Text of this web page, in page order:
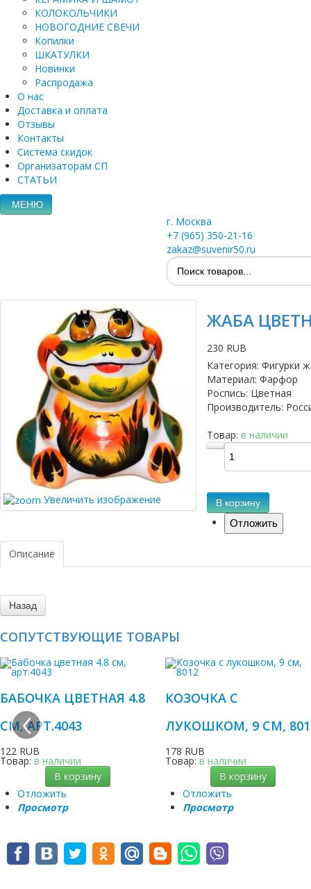
КОЛОКОЛЬЧИКИ
НОВОГОДНИЕ СВЕЧИ
Копилки
ШКАТУЛКИ
Новинки
Распродажа
О нас
Доставка и оплата
Отзывы
Контакты
Система скидок
Организаторам СП
СТАТЬИ
МЕНЮ
г. Москва
+7 (965) 350-21-16
zakaz@suvenir50.ru
Увеличить изображение
ЖАБА
230 RUB
Категория: Фигурки
Материал: Фарфор
Роспись: Цветная
Производитель:
Товар: в наличии
В корзину
Описание
СОПУТСТВУЮЩИЕ ТОВАРЫ
БАБОЧКА ЦВЕТНАЯ 4.8
СМ, АРТ.4043
122 RUB
Товар: в наличии
В корзину
Отложить
Просмотр
КОЗОЧКА С
ЛУКОШКОМ, 9 СМ,
178 RUB
Товар:в наличии
В корзину
Отложить
Просмотр
‹